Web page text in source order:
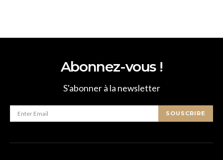
Abonnez-vous !
S'abonner à la newsletter
SOUSCRIRE